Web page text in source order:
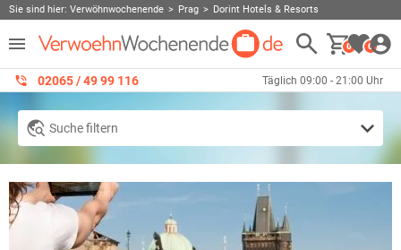
Sie sind hier: Verwöhnwochenende Prag Dorint Hotels & Resorts
0 0
02065 / 49 ‌99 116 Täglich 09:00 - 21:00 Uhr
Suche filtern